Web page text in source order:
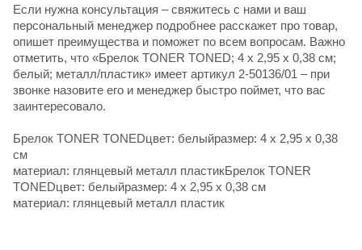
Если нужна консультация – свяжитесь с нами и ваш
персональный менеджер подробнее расскажет про товар,
опишет преимущества и поможет по всем вопросам. Важно
отметить, что «Брелок TONER TONED; 4 x 2,95 x 0,38 см;
белый; металл/пластик» имеет артикул 2-50136/01 – при
звонке назовите его и менеджер быстро поймет, что вас
заинтересовало.
Брелок TONER TONEDцвет: белыйразмер: 4 x 2,95 x 0,38
см
материал: глянцевый металл пластикБрелок TONER
TONEDцвет: белыйразмер: 4 x 2,95 x 0,38 см
материал: глянцевый металл пластик